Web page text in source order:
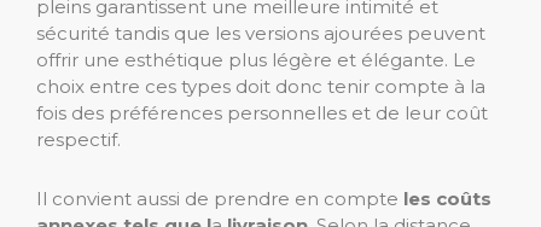
pleins garantissent une meilleure intimité et
sécurité tandis que les versions ajourées peuvent
offrir une esthétique plus légère et élégante. Le
choix entre ces types doit donc tenir compte à la
fois des préférences personnelles et de leur coût
respectif.
Il convient aussi de prendre en compte les coûts